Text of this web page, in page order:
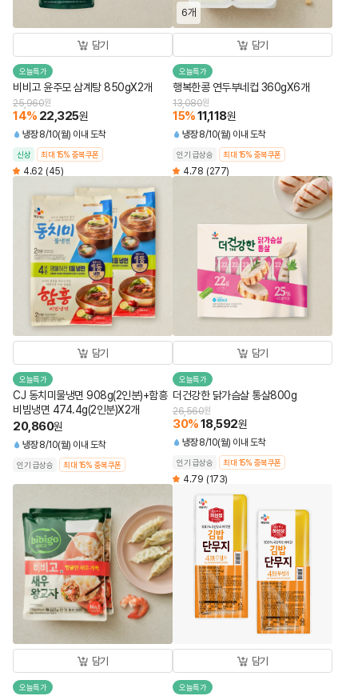
담기
오늘특가
비비고 윤주모 삼계탕 850gX2개
25,960원
14% 22,325원
냉장 8/10(월) 이내 도착
신상 최대 15% 중복쿠폰
4.62 (45)
6개
담기
오늘특가
행복한콩 연두부네컵 360gX6개
13,080원
15%11,118원
냉장 8/10(월) 이내 도착
인기 급상승 최대 15% 중복쿠폰
4.78 (277)
담기
오늘특가
CJ 동치미물냉면 908g(2인분)+함흥
비빔냉면 474.4g(2인분)X2개
20,860원
냉장 8/10(월) 이내 도착
인기 급상승 최대 15% 중복쿠폰
담기
오늘특가
더건강한 닭가슴살 통살800g
26,560원
30%18,592원
냉장 8/10(월) 이내 도착
인기 급상승 최대 15% 중복쿠폰
4.79 (173)
담기
오늘특가
담기
오늘특가